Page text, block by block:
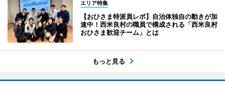
エリア特集
【おひさま特派員レポ】自治体独自の動きが加
速中！西米良村の職員で構成される「西米良村
おひさま歓迎チーム」とは
もっと見る